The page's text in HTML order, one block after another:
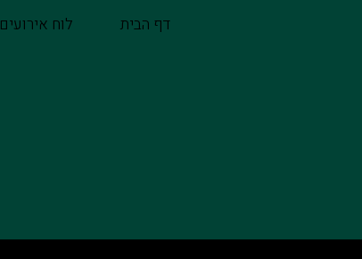
דף הבית לוח אירועים